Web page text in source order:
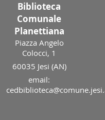
Biblioteca
Comunale
Planettiana
Piazza Angelo
Colocci, 1
60035 Jesi (AN)
email: